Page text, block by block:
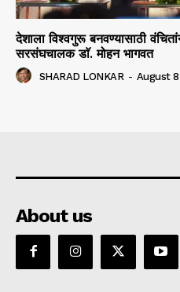
देशाला विश्वगुरू बनवण्यासाठी
सरसंघचालक डाॅ. मोहन भागवत
SHARAD LONKAR - August
About us